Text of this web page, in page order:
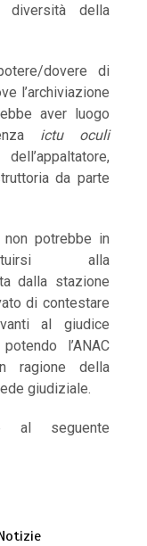
diversità della
dovere di
l’archiviazione
aver luogo
ictu oculi
da parte
non potrebbe in
alla
dalla stazione
di contestare
al giudice
l’ANAC
ragione della
giudiziale.
al seguente